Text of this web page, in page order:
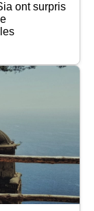
ont surpris